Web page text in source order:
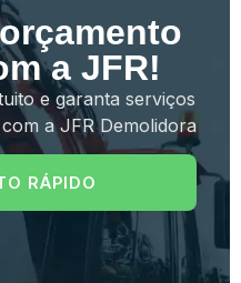
a JFR!
e garanta serviços
a JFR Demolidora
RÁPIDO